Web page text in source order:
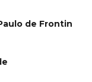
de Frontin